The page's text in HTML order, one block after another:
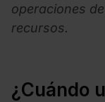
operaciones
recursos.
¿Cuándo